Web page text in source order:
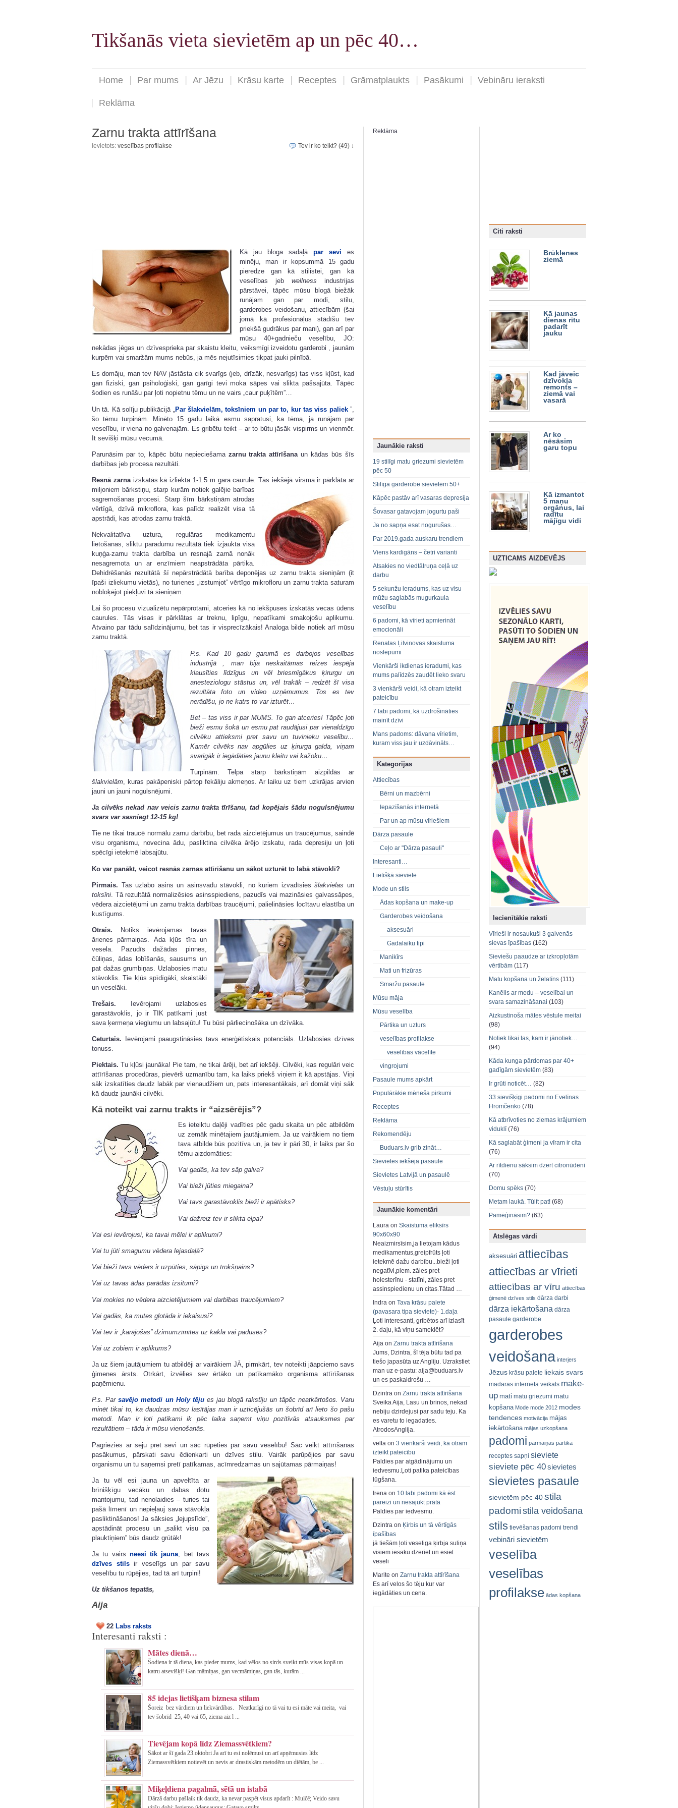
Tikšanās vieta sievietēm ap un pēc 40…
Home Par mums Ar Jēzu Krāsu karte Receptes Grāmatplaukts Pasākumi Vebināru ieraksti
Reklāma
Zarnu trakta attīrīšana
Ievietots: veselības profilakse Tev ir ko teikt? (49) ↓
Kā jau bloga sadaļā par sevi es
minēju, man ir kopsummā 15 gadu
pieredze gan kā stilistei, gan kā
veselības jeb wellness industrijas
pārstāvei, tāpēc mūsu blogā biežāk
runājam gan par modi, stilu,
garderobes veidošanu, attiecībām (šai
jomā kā profesionāļus stādīšu tev
priekšā gudrākus par mani), gan arī par
mūsu 40+gadnieču veselību, JO:
nekādas jēgas un dzīvesprieka par skaistu kleitu, veiksmīgi izveidotu garderobi , jaunām
kurpēm vai smaržām mums nebūs, ja mēs nejutīsimies tikpat jauki pilnībā.
Es domāju, man tev NAV jāstāsta cik svarīgs (jeb, drīzāk, nesvarīgs) tas viss kļūst, kad
gan fiziski, gan psiholoģiski, gan garīgi tevi moka sāpes vai slikta pašsajūta. Tāpēc
šodien es runāšu par ļoti nopietnu tēmu un ne vairs „caur puķītēm”…
Un tā. Kā solīju publikācijā „ Par šlakvielām, toksīniem un par to, kur tas viss paliek ”,
šo tēmu turpinām. Minēto 15 gadu laikā esmu sapratusi, ka tēma, ja runājam par
veselību, ir viena no galvenajām. Es gribētu teikt – ar to būtu jāsāk vispirms un vienmēr.
It sevišķi mūsu vecumā.
Parunāsim par to, kāpēc būtu nepieciešama zarnu trakta attīrīšana un kādas būs šīs
darbības jeb procesa rezultāti.
Resnā zarnaizskatās kā izliekta 1-1.5 m gara caurule. Tās iekšējā virsma ir pārklāta ar
miljoniem bārkstiņu, starp kurām notiek galējie barības
sagremošanas procesi. Starp šīm bārkstiņām atrodas
vērtīgā, dzīvā mikroflora, kas palīdz realizēt visa tā
apstrādi, kas atrodas zarnu traktā.
Nekvalitatīva uztura, regulāras medikamentu
lietošanas, sliktu paradumu rezultātā tiek izjaukta visa
kuņģa-zarnu trakta darbība un resnajā zarnā nonāk
nesagremota un ar enzīmiem neapstrādāta pārtika.
Dehidrēšanās rezultātā šī nepārstrādātā barība deponējas uz zarnu trakta sieniņām (it
īpaši izliekumu vietās), no turienes „izstumjot” vērtīgo mikrofloru un zarnu trakta saturam
nobloķējot piekļuvi tā sieniņām.
Lai šo procesu vizualizētu nepārprotami, atceries kā no iekšpuses izskatās vecas ūdens
caurules. Tās visas ir pārklātas ar treknu, lipīgu, nepatīkami smakojošu aplikumu.
Atvaino par tādu salīdzinājumu, bet tas ir visprecīzākais! Analoga bilde notiek arī mūsu
zarnu traktā.
P.s. Kad 10 gadu garumā es darbojos veselības
industrijā , man bija neskaitāmas reizes iespēja
klausīties līdzīgus un vēl briesmīgākus ķirurgu un
anesteziologu stāstus un, vēl trakāk – redzēt šī visa
rezultāta foto un video uzņēmumus. Tos es tev
nerādīšu, jo ne katrs to var izturēt…
Bet – tas viss ir par MUMS. To gan atceries! Tāpēc ļoti
bieži esmu šokā un esmu pat raudājusi par vienaldzīgo
cilvēku attieksmi pret savu un tuvinieku veselību…
Kamēr cilvēks nav apgūlies uz ķirurga galda, viņam
svarīgāk ir iegādāties jaunu kleitu vai kažoku…
Turpinām. Telpa starp bārkstiņām aizpildās ar
šlakvielām , kuras pakāpeniski pārtop fekāliju akmeņos. Ar laiku uz tiem uzkrājas arvien
jauni un jauni nogulsnējumi.
Ja cilvēks nekad nav veicis zarnu trakta tīrīšanu, tad kopējais šādu nogulsnējumu
svars var sasniegt 12-15 kg!
Tie ne tikai traucē normālu zarnu darbību, bet rada aizcietējumus un traucējumus, saindē
visu organismu, novecina ādu, pasliktina cilvēka ārējo izskatu, rada depresiju un ļoti
spēcīgi ietekmē labsajūtu.
Ko var panākt, veicot resnās zarnas attīrīšanu un sākot uzturēt to labā stāvoklī?
Pirmais. Tas uzlabo asins un asinsvadu stāvokli, no kuriem izvadīsiesšlakvielas un
toksīni . Tā rezultātā normalizēsies asinsspiediens, pazudīs vai mazināsies galvassāpes,
vēdera aizcietējumi un zarnu trakta darbības traucējumi, palielināsies locītavu elastība un
kustīgums.
Otrais. Notiks ievērojamas tavas
ārienes pārmaiņas. Āda kļūs tīra un
vesela. Pazudīs dažādas pinnes,
čūliņas, ādas lobīšanās, sausums un
pat dažas grumbiņas. Uzlabosies matu
stāvoklis. Tie kļūs spīdīgāki, skaistāki
un veselāki.
Trešais.
Ievērojami uzlabosies
garastāvoklis, jo ir TIK patīkami just
sava ķermeņa vieglumu un labsajūtu! Tu būsi pārliecinošāka un dzīvāka.
Ceturtais. Ievērojami paaugstināsies tavs enerģētiskais potenciāls. Uzlabosies dzīves
tonuss.
Piektais.Tu kļūsi jaunāka! Pie tam, ne tikai ārēji, bet arī iekšēji. Cilvēki, kas regulāri veic
attīrīšanas procedūras, pievērš uzmanību tam, ka laiks priekš viņiem it kā apstājas. Viņi
sāk izskatīties daudz labāk par vienaudžiem un, pats interesantākais, arī domāt viņi sāk
kā daudz jaunāki cilvēki.
Kā noteikt vai zarnu trakts ir “aizsērējis”?
Es ieteiktu daļēji vadīties pēc gadu skaita un pēc atbildēm
uz zemāk minētajiem jautājumiem. Ja uz vairākiem no tiem
tava atbilde būs pozitīva un, ja tev ir pāri 30, ir laiks par šo
tēmu aizdomāties:
Vai gadās, ka tev sāp galva?
Vai bieži jūties miegaina?
Vai tavs garastāvoklis bieži ir apātisks?
Vai dažreiz tev ir slikta elpa?
Vai esi ievērojusi, ka tavai mēlei ir aplikumi?
Vai tu jūti smagumu vēdera lejasdaļā?
Vai bieži tavs vēders ir uzpūties, sāpīgs un trokšņains?
Vai uz tavas ādas parādās izsitumi?
Vai mokies no vēdera aizcietējumiem vai darbības traucējumiem?
Vai gadās, ka mutes gļotāda ir iekaisusi?
Vai tev ir „karājošas” dzimumzīmītes uz kakla vai padusēs?
Vai uz zobiem ir aplikums?
Ja uz šiem jautājumiem tu atbildēji ar vairākiem JĀ, pirmkārt, tev noteikti jāapciemo savs
ģimenes ārsts. Otrkārt, izvēlies sev ērtāko un patīkamāko organisma attīrīšanas
paņēmienu.
P.s. Parsavējo metodi un Holy tējues jau blogā rakstīju un tāpēc neatkārtošos. Varu
minēt tikai to, ka daudzas mūsu lasītājas man ir uzticējušās un šobrīd arī lieto šo pašu
metodi. Man ir ļoti patīkami ik pēc laika saņemt viņu pozitīvās atsauksmes par
rezultātiem – tāda ir mūsu vienošanās.
Pagriezies ar seju pret sevi un sāc rūpēties par savu veselību! Sāc veikt attīrīšanas
pasākumus, pārskati savu ēdienkarti un dzīves stilu. Vairāk parūpējies par savu
organismu un tu saņemsi pretī patīkamas, acīmredzamas un sajūtamas pārmaiņas!
Ja tu vēl esi jauna un apveltīta ar
brīnišķīgu vecāku un dabas dotu
mantojumu, tad nenolaidies – turies tai
pašā līmenī un nepieļauj sava stāvokļa
pasliktināšanos! Ja sāksies „lejupslīde”,
apstādināt procesu un „salikt visu pa
plauktiņiem” būs daudz grūtāk!
Ja tu vairs neesi tik jauna, bet tavs
dzīves stilsir veselīgs un par savu
veselību tu rūpējies, tad tā arī turpini!
Uz tikšanos tepatās,
Aija
22 Labs raksts
Interesanti raksti :
Mātes dienā…
Šodiena ir tā diena, kas pieder mums, kad vēlos no sirds sveikt mūs visas kopā un
katru atsevišķi! Gan māmiņas, gan vecmāmiņas, gan tās, kurām ...
85 idejas lietišķam biznesa stilam
Šoreiz bez vārdiem un liekvārdības. Neatkarīgi no tā vai tu esi māte vai meita, vai
tev šobrīd 25, 40 vai 65, ziema aiz l ...
Tievējam kopā līdz Ziemassvētkiem?
Sākot ar šī gada 23.oktobri Ja arī tu esi nolēmusi un arī apņēmusies līdz
Ziemassvētkiem notievēt un nevis ar drastiskām metodēm un diētām, be ...
Miķeļdiena pagalmā, sētā un istabā
Dārzā darbu pašlaik tik daudz, ka nevar paspēt visus apdarīt : Mulčē; Veido savu
Reklāma
Jaunākie raksti
19 stilīgi matu griezumi sievietēm
pēc 50
Stilīga garderobe sievietēm 50+
Kāpēc pastāv arī vasaras depresija
Šovasar gatavojam jogurtu paši
Ja no sapņa esat nogurušas…
Par 2019.gada auskaru trendiem
Viens kardigāns – četri varianti
Atsakies no viedtālruņa ceļā uz
darbu
5 sekunžu ieradums, kas uz visu
mūžu saglabās mugurkaula
veselību
6 padomi, kā vīrieti apmierināt
emocionāli
Renatas Ļitvinovas skaistuma
noslēpumi
Vienkārši ikdienas ieradumi, kas
mums palīdzēs zaudēt lieko svaru
3 vienkārši veidi, kā otram izteikt
pateicību
7 labi padomi, kā uzdrošināties
mainīt dzīvi
Mans padoms: dāvana vīrietim,
kuram viss jau ir uzdāvināts…
Kategorijas
Attiecības
Bērni un mazbērni
Iepazīšanās internetā
Par un ap mūsu vīriešiem
Dārza pasaule
Ceļo ar "Dārza pasauli"
Interesanti…
Lietišķā sieviete
Mode un stils
Ādas kopšana un make-up
Garderobes veidošana
aksesuāri
Gadalaiku tipi
Manikīrs
Mati un frizūras
Smaržu pasaule
Mūsu māja
Mūsu veselība
Pārtika un uzturs
veselības profilakse
veselības vācelīte
vingrojumi
Pasaule mums apkārt
Populārākie mēneša pirkumi
Receptes
Reklāma
Rekomendēju
Buduars.lv grib zināt…
Sievietes iekšējā pasaule
Sievietes Latvijā un pasaulē
Vēstuļu stūrītis
Jaunākie komentāri
Laura on Skaistuma eliksīrs
90x60x90
Neaizmirsīsim,ja lietojam kādus
medikamentus,greipfrūts ļoti
ietekmē dažu darbību...bieži ļoti
negatīvi,piem. zāles pret
holesterīnu - statīni, zāles pret
assinspiedienu un citas.Tātad …
Indra on Tava krāsu palete
(pavasara tipa sieviete)- 1.daļa
Ļoti interesanti, gribētos arī izlasīt
2. daļu, kā viņu sameklēt?
Aija on Zarnu trakta attīrīšana
Jums, Dzintra, šī tēja būtu tad pa
tiešo japasūta uz Angliju. Uzrakstiet
man uz e-pastu: aija@buduars.lv
un es paskaidrošu …
Dzintra on Zarnu trakta attīrīšana
Sveika Aija, Lasu un brinos, nekad
nebiju dzirdejusi par sadu teju. Ka
es varetu to iegadaties.
AtrodosAnglija.
velta on 3 vienkārši veidi, kā otram
izteikt pateicību
Paldies par atgādinājumu un
iedvesmu.Ļoti patika pateicības
lūgšana.
Irena on 10 labi padomi kā ēst
pareizi un nesajukt prātā
Paldies par iedvesmu.
Dzintra on Ķirbis un tā vērtīgās
īpašības
jā tiešām ļoti veseliga ķirbja suliņa
visiem iesaku dzeriet un esiet
veseli
Marite on Zarnu trakta attīrīšana
Es arī velos šo tēju kur var
iegādāties un cena.
Citi raksti
Brūklenes
ziemā
Kā jaunas
dienas rītu
padarīt
jauku
Kad jāveic
dzīvokļa
remonts –
ziemā vai
vasarā
Ar ko
nēsāsim
garu topu
Kā izmantot
5 maņu
orgānus, lai
radītu
mājīgu vidi
UZTICAMS AIZDEVĒJS
Iecienītākie raksti
Vīrieši ir nosaukuši 3 galvenās
sievas īpašības (162)
Sieviešu paaudze ar izkropļotām
vērtībām (117)
Matu kopšana un želatīns (111)
Kanēlis ar medu – veselībai un
svara samazināšanai (103)
Aizkustinoša mātes vēstule meitai
(98)
Notiek tikai tas, kam ir jānotiek…
(94)
Kāda kunga pārdomas par 40+
gadīgām sievietēm (83)
Ir grūti noticēt… (82)
33 sievišķīgi padomi no Evelīnas
Hromčenko (78)
Kā atbrīvoties no ziemas krājumiem
viduklī(76)
Kā saglabāt ģimeni ja vīram ir cita
(76)
Ar rītdienu sāksim dzert citronūdeni
(70)
Domu spēks (70)
Metam laukā. Tūlīt pat! (68)
Pamēģināsim? (63)
Atslēgas vārdi
aksesuāri attiecības
attiecības ar vīrieti
attiecības ar vīru attiecības
ģimenē dzīves stils dārza darbi
dārza iekārtošana dārza
pasaule garderobe
garderobes
veidošana interjers
Jēzus krāsu palete liekais svars
madaras interneta veikals make-
up mati matu griezumi matu
kopšana Mode mode 2012 modes
tendences motivācija mājas
iekārtošana mājas uzkopšana
padomi pārmaiņas pārtika
receptes sapņi sieviete
sieviete pēc 40sievietes
sievietes pasaule
sievietēm pēc 40stila
padomistila veidošana
stils tievēšanas padomi trendi
vebināri sievietēm
veselība
veselības
profilakse ādas kopšana